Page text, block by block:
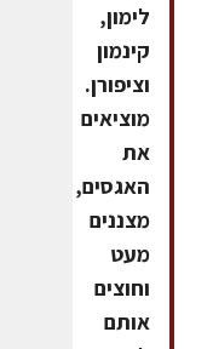
לימון,
קינמון
וציפורן.
מוציאים
את
האגסים,
מצננים
מעט
וחוצים
אותם